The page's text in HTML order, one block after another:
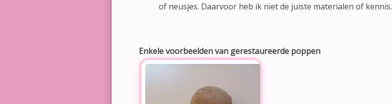
of neusjes. Daarvoor heb ik niet de juiste materialen of kennis.
Enkele voorbeelden van gerestaureerde poppen